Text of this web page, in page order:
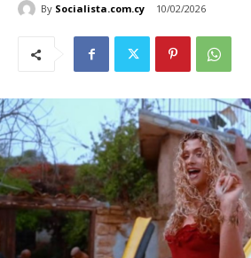
By Socialista.com.cy 10/02/2026